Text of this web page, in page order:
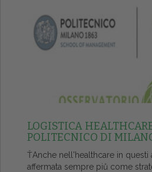
LOGISTICA
POLITECNICO DI
ŤAnche nell'healthcare in questi
affermata sempre piů come